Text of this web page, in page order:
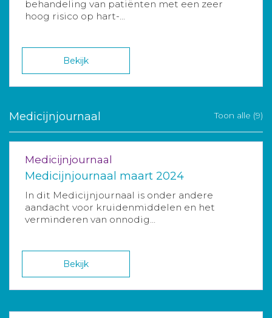
behandeling van patiënten met een zeer
hoog risico op hart-...
Bekijk
Medicijnjournaal Toon alle (9)
Medicijnjournaal
Medicijnjournaal maart 2024
In dit Medicijnjournaal is onder andere
aandacht voor kruidenmiddelen en het
verminderen van onnodig...
Bekijk